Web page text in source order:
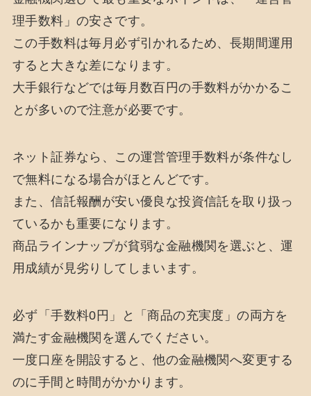
理手数料」の安さです。
この手数料は毎月必ず引かれるため、長期間運用
すると大きな差になります。
大手銀行などでは毎月数百円の手数料がかかるこ
とが多いので注意が必要です。
ネット証券なら、この運営管理手数料が条件なし
で無料になる場合がほとんどです。
また、信託報酬が安い優良な投資信託を取り扱っ
ているかも重要になります。
商品ラインナップが貧弱な金融機関を選ぶと、運
用成績が見劣りしてしまいます。
必ず「手数料0円」と「商品の充実度」の両方を
満たす金融機関を選んでください。
一度口座を開設すると、他の金融機関へ変更する
のに手間と時間がかかります。